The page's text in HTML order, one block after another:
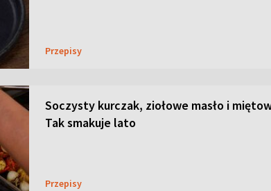
Przepisy
Soczysty kurczak, ziołowe masło i
Tak smakuje lato
Przepisy